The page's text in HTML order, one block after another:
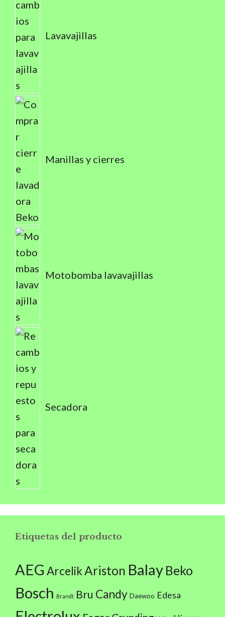
Lavavajillas
Manillas y cierres
Motobomba lavavajillas
Secadora
Etiquetas del producto
AEG ArcelikAriston Balay Beko
Bosch Brandt Bru Candy Daewoo Edesa